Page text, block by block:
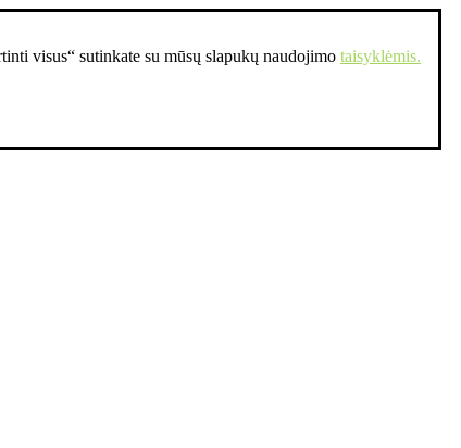
visus“ sutinkate su mūsų slapukų naudojimo taisyklėmis.